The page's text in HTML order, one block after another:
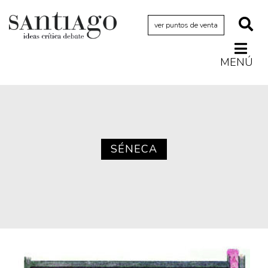
ver puntos de venta
MENÚ
SÉNECA